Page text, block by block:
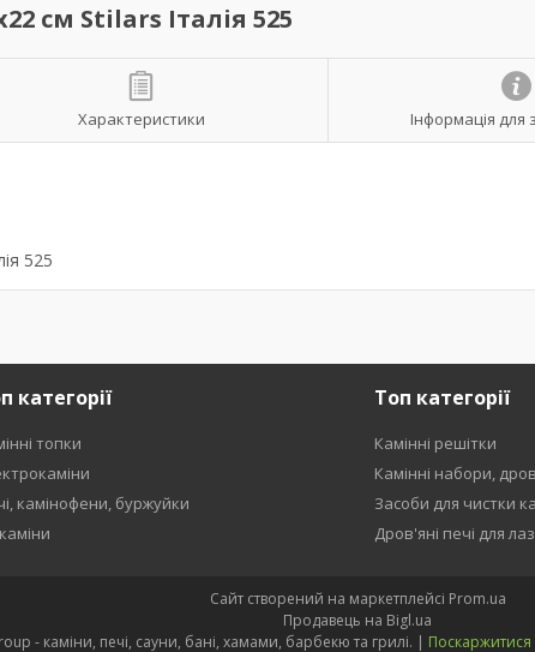
см Stilars Італія 525
Характеристики Інформація для
525
категорії
топки
камінофени, буржуйки
Топ категорії
Камінні решітки
Камінні набори,
Засоби для чистки
Дров'яні печі для
Сайт створений на маркетплейсі Prom.ua
Продавець на Bigl.ua
Kamin Sauna Group - каміни, печі, сауни, бані, хамами, барбекю та грилі. | Поскаржитися